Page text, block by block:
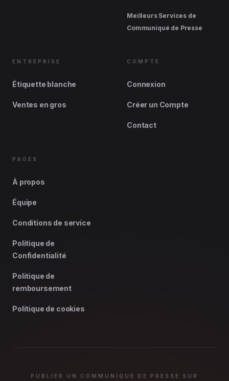
Meilleurs Services de
Communiqué de Presse
ENTREPRISE
Étiquette blanche
Ventes en gros
COMPTE
Connexion
Créer un Compte
Contact
PAGES
À propos
Équipe
Conditions de service
Politique de
Confidentialité
Politique de
remboursement
Politique de cookies
PUBLIER UN COMMUNIQUÉ DE PRESSE SUR